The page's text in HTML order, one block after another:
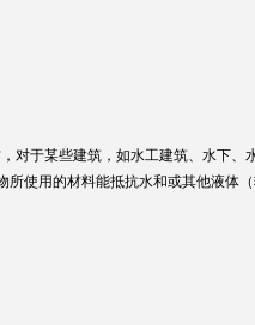
对于某些建筑，如水工建筑、水下、
使用的材料能抵抗水和或其他液体